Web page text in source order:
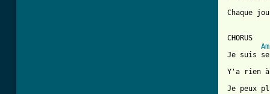
Chaque
CHORUS
Am
Je suis
Y'a rien
Je peux